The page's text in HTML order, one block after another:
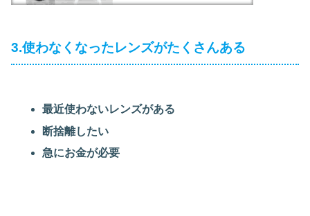
3.使わなくなったレンズがたくさんある
最近使わないレンズがある
断捨離したい
急にお金が必要